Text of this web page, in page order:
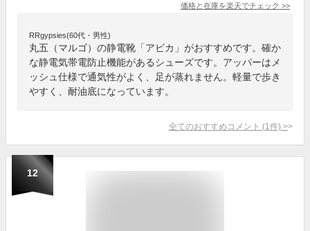
価格と在庫を楽天でチェック >>
RRgypsies(60代・男性)
丸五（マルゴ）の静電靴「アビカ」がおすすめです。確か
な静電気帯電防止機能があるシューズです。アッパーはメ
ッシュ仕様で通気性がよく、足が蒸れません。軽量で歩き
やすく、耐油底になっています。
全てのおすすめコメント (1 件) >
12